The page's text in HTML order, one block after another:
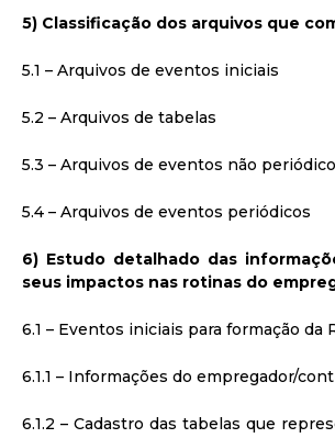
5) Classificação dos arquivos que
5.1 – Arquivos de eventos iniciais
5.2 – Arquivos de tabelas
5.3 – Arquivos de eventos não
5.4 – Arquivos de eventos periódicos
6) Estudo detalhado das
seus impactos nas rotinas do
6.1 – Eventos iniciais para formação da
6.1.1 – Informações do empregador/
6.1.2 – Cadastro das tabelas que